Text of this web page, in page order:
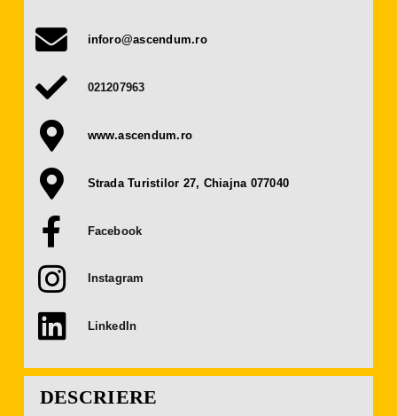
OBȚINE BILET
DEVINO EXPOZANT
inforo@ascendum.ro
021207963
www.ascendum.ro
Strada Turistilor 27, Chiajna 077040
Facebook
Instagram
LinkedIn
DESCRIERE